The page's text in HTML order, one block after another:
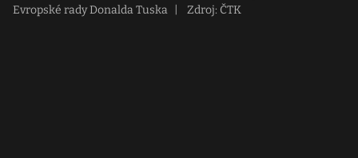
Evropské rady Donalda Tuska
Zdroj: ČTK